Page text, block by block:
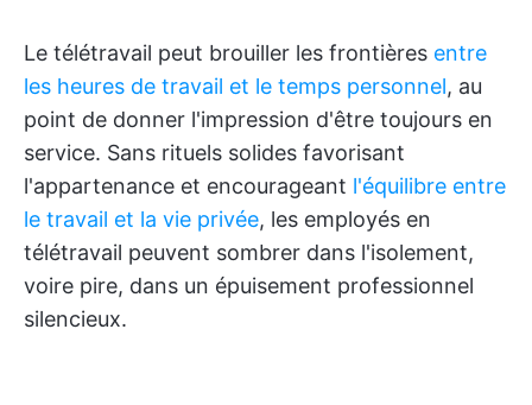
Le télétravail peut brouiller les frontières entre
les heures de travail et le temps personnel, au
point de donner l'impression d'être toujours en
service. Sans rituels solides favorisant
l'appartenance et encourageant l'équilibre entre
le travail et la vie privée, les employés en
télétravail peuvent sombrer dans l'isolement,
voire pire, dans un épuisement professionnel
silencieux.